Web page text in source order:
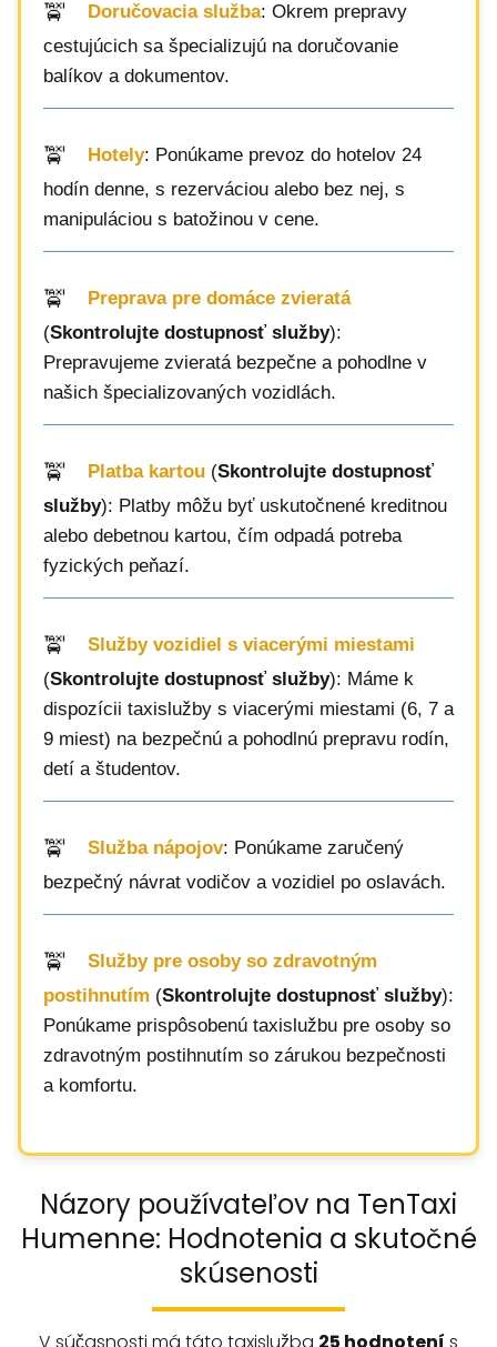
Doručovacia služba: Okrem prepravy
cestujúcich sa špecializujú na doručovanie
balíkov a dokumentov.
Hotely: Ponúkame prevoz do hotelov 24
hodín denne, s rezerváciou alebo bez nej, s
manipuláciou s batožinou v cene.
Preprava pre domáce zvieratá
(Skontrolujte dostupnosť služby):
Prepravujeme zvieratá bezpečne a pohodlne v
našich špecializovaných vozidlách.
Platba kartou (Skontrolujte dostupnosť
služby): Platby môžu byť uskutočnené kreditnou
alebo debetnou kartou, čím odpadá potreba
fyzických peňazí.
Služby vozidiel s viacerými miestami
(Skontrolujte dostupnosť služby): Máme k
dispozícii taxislužby s viacerými miestami (6, 7 a
9 miest) na bezpečnú a pohodlnú prepravu rodín,
detí a študentov.
Služba nápojov: Ponúkame zaručený
bezpečný návrat vodičov a vozidiel po oslavách.
Služby pre osoby so zdravotným
postihnutím (Skontrolujte dostupnosť služby):
Ponúkame prispôsobenú taxislužbu pre osoby so
zdravotným postihnutím so zárukou bezpečnosti
a komfortu.
Názory používateľov na TenTaxi
Humenne: Hodnotenia a skutočné
skúsenosti